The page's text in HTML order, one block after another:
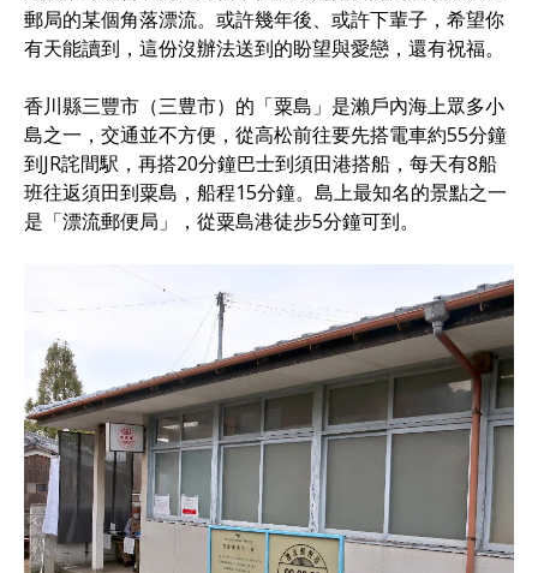
郵局的某個角落漂流。或許幾年後、或許下輩子，希望你
有天能讀到，這份沒辦法送到的盼望與愛戀，還有祝福。
香川縣三豐市（三豊市）的「粟島」是瀨戶內海上眾多小
島之一，交通並不方便，從高松前往要先搭電車約55分鐘
到JR詫間駅，再搭20分鐘巴士到須田港搭船，每天有8船
班往返須田到粟島，船程15分鐘。島上最知名的景點之一
是「漂流郵便局」，從粟島港徒步5分鐘可到。